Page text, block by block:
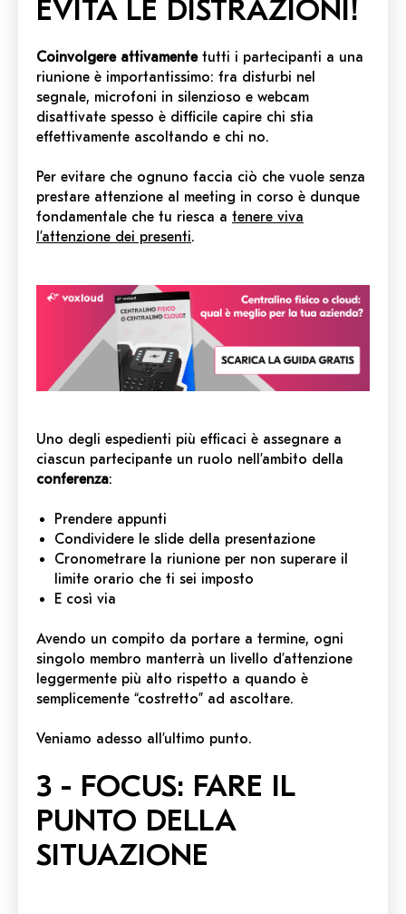
EVITA LE DISTRAZIONI!
Coinvolgere attivamente tutti i partecipanti a una
riunione è importantissimo: fra disturbi nel
segnale, microfoni in silenzioso e webcam
disattivate spesso è difficile capire chi stia
effettivamente ascoltando e chi no.
Per evitare che ognuno faccia ciò che vuole senza
prestare attenzione al meeting in corso è dunque
fondamentale che tu riesca a tenere viva
l’attenzione dei presenti.
Uno degli espedienti più efficaci è assegnare a
ciascun partecipante un ruolo nell’ambito della
conferenza:
Prendere appunti
Condividere le slide della presentazione
Cronometrare la riunione per non superare il
limite orario che ti sei imposto
E così via
Avendo un compito da portare a termine, ogni
singolo membro manterrà un livello d’attenzione
leggermente più alto rispetto a quando è
semplicemente “costretto” ad ascoltare.
Veniamo adesso all’ultimo punto.
3 - FOCUS: FARE IL
PUNTO DELLA
SITUAZIONE